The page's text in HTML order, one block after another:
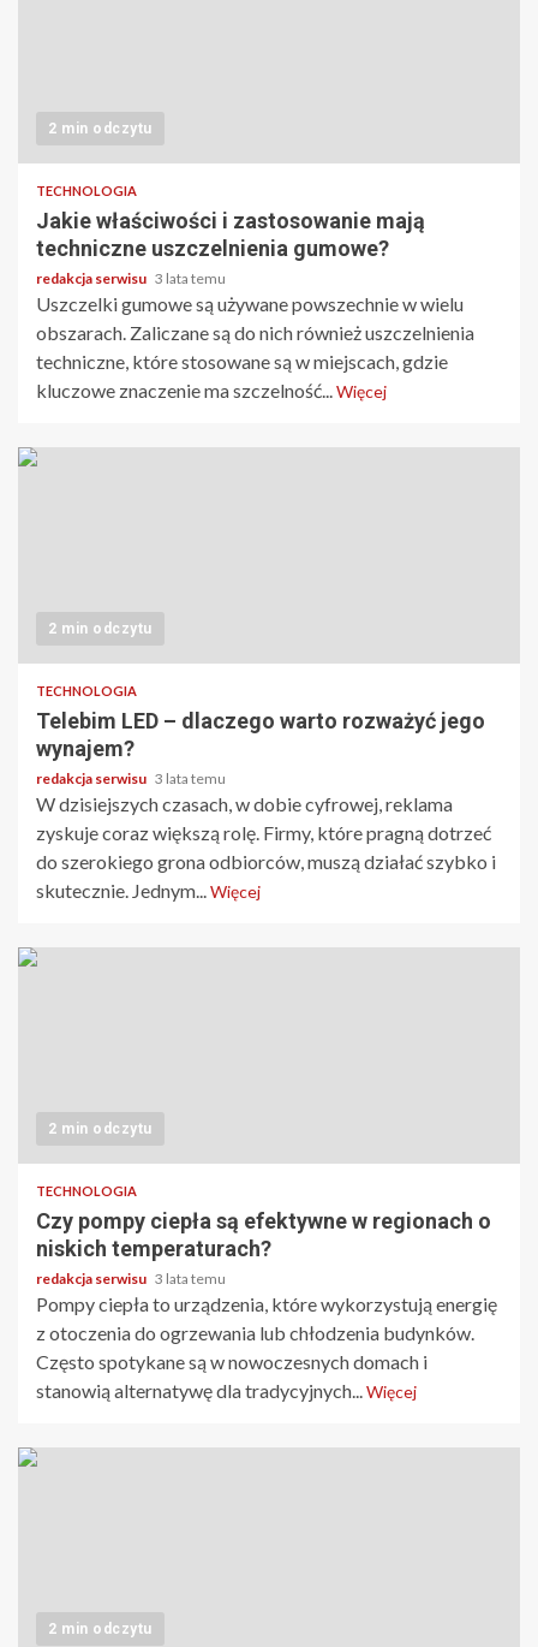
2 min odczytu
TECHNOLOGIA
Jakie właściwości i zastosowanie mają
techniczne uszczelnienia gumowe?
redakcja serwisu 3 lata temu
Uszczelki gumowe są używane powszechnie w wielu
obszarach. Zaliczane są do nich również uszczelnienia
techniczne, które stosowane są w miejscach, gdzie
kluczowe znaczenie ma szczelność...Więcej
2 min odczytu
TECHNOLOGIA
Telebim LED – dlaczego warto rozważyć jego
wynajem?
redakcja serwisu 3 lata temu
W dzisiejszych czasach, w dobie cyfrowej, reklama
zyskuje coraz większą rolę. Firmy, które pragną dotrzeć
do szerokiego grona odbiorców, muszą działać szybko i
skutecznie. Jednym...Więcej
2 min odczytu
TECHNOLOGIA
Czy pompy ciepła są efektywne w regionach o
niskich temperaturach?
redakcja serwisu 3 lata temu
Pompy ciepła to urządzenia, które wykorzystują energię
z otoczenia do ogrzewania lub chłodzenia budynków.
Często spotykane są w nowoczesnych domach i
stanowią alternatywę dla tradycyjnych...Więcej
2 min odczytu